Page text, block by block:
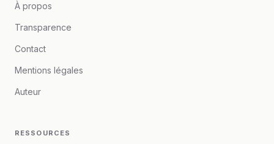
À propos
Transparence
Contact
Mentions légales
Auteur
RESSOURCES